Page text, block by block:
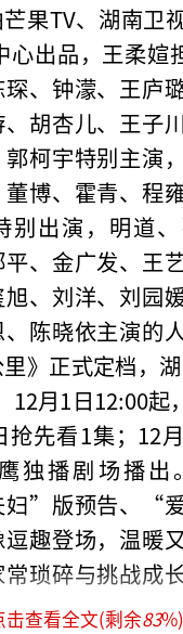
果TV、湖南卫
心出品，王柔媗
、钟濛、王庐
胡杏儿、王子
柯宇特别主演
博、霍青、程
别出演，明道
、金广发、王
、刘洋、刘园
陈晓依主演的
里》正式定档，
12月1日12:00起
先看1集；12
独播剧场播出
妇”版预告、“
趣登场，温暖
琐碎与挑战成
击查看全文(剩余83%)